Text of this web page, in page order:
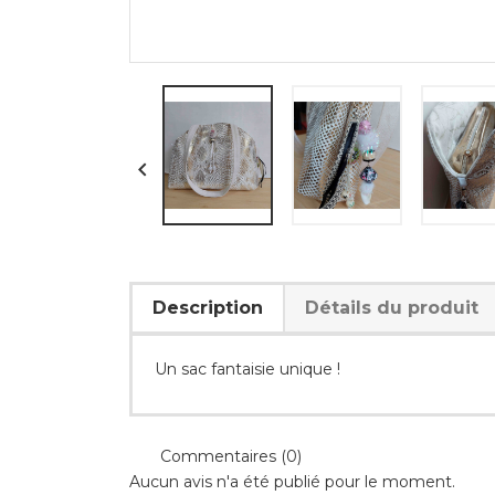

Description Détails du produit
Un sac fantaisie unique !
Commentaires (0)
Aucun avis n'a été publié pour le moment.